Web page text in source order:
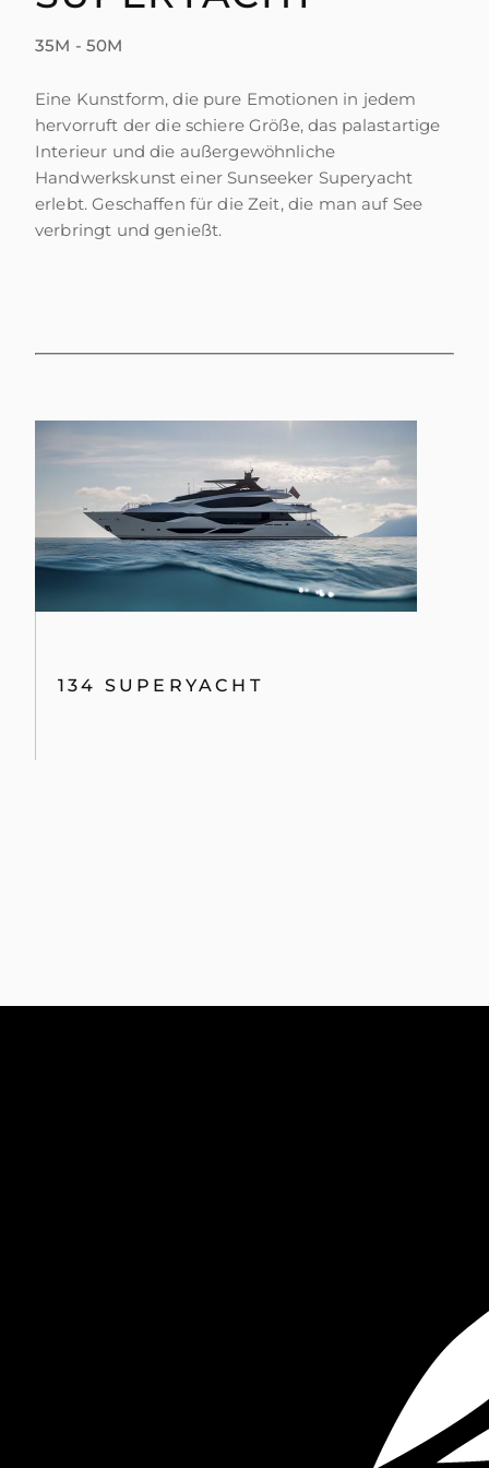
35M - 50M
Eine Kunstform, die pure Emotionen in jedem
hervorruft der die schiere Größe, das palastartige
Interieur und die außergewöhnliche
Handwerkskunst einer Sunseeker Superyacht
erlebt. Geschaffen für die Zeit, die man auf See
verbringt und genießt.
134 SUPERYACHT